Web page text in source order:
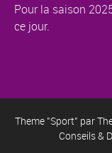
Pour la saison
ce jour.
Theme "Sport" par
Conseils &